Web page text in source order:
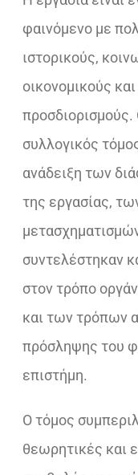
φαινόμενο με
ιστορικούς,
οικονομικούς
συλλογικός
ανάδειξη των
της εργασίας,
συντελέστηκαν
στον τρόπο
και των τρόπων
πρόσληψης του
επιστήμη.
Ο τόμος
θεωρητικές και